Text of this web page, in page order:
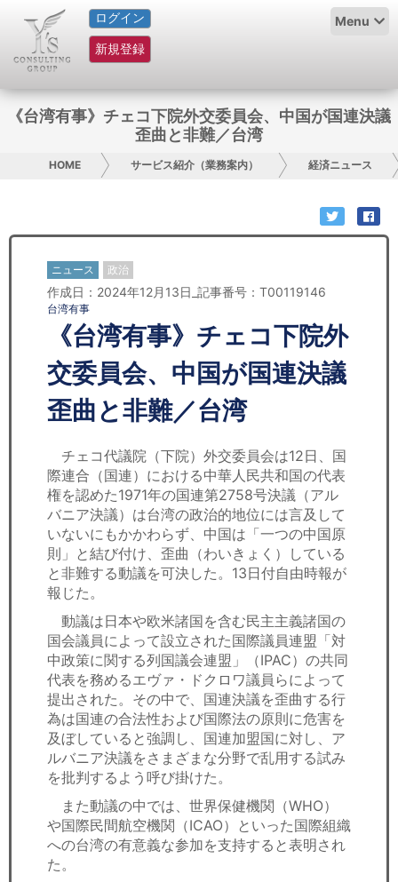
ログイン
新規登録
Menu
HOME
サービス紹介
コラム
お問い合わせ
日本人にPR
コンサルティング
リサーチ
セミナー
労務顧問
ＩＴ
飲食店情報
《台湾有事》チェコ下院外交委員会、中国が国連決議
歪曲と非難／台湾
HOME サービス紹介（業務案内） 経済ニュース
ニュース 政治
作成日：2024年12月13日_記事番号：T00119146
台湾有事
《台湾有事》チェコ下院外
交委員会、中国が国連決議
歪曲と非難／台湾
チェコ代議院（下院）外交委員会は12日、国
際連合（国連）における中華人民共和国の代表
権を認めた1971年の国連第2758号決議（アル
バニア決議）は台湾の政治的地位には言及して
いないにもかかわらず、中国は「一つの中国原
則」と結び付け、歪曲（わいきょく）している
と非難する動議を可決した。13日付自由時報が
報じた。
動議は日本や欧米諸国を含む民主主義諸国の
国会議員によって設立された国際議員連盟「対
中政策に関する列国議会連盟」（IPAC）の共同
代表を務めるエヴァ・ドクロワ議員らによって
提出された。その中で、国連決議を歪曲する行
為は国連の合法性および国際法の原則に危害を
及ぼしていると強調し、国連加盟国に対し、ア
ルバニア決議をさまざまな分野で乱用する試み
を批判するよう呼び掛けた。
また動議の中では、世界保健機関（WHO）
や国際民間航空機関（ICAO）といった国際組織
への台湾の有意義な参加を支持すると表明され
た。